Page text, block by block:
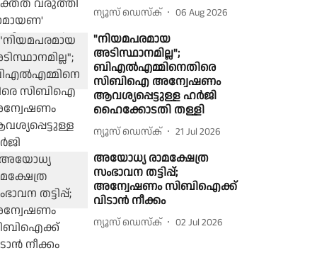
ന്യൂസ് ഡെസ്ക് 06 Aug 2026
"നിയമപരമായ
അടിസ്ഥാനമില്ല";
ബിഎൽഎമ്മിനെതിരെ
സിബിഐ അന്വേഷണം
ആവശ്യപ്പെട്ടുള്ള ഹർജി
ഹൈക്കോടതി തള്ളി
ന്യൂസ് ഡെസ്ക് 21 Jul 2026
അയോധ്യ രാമക്ഷേത്ര
സംഭാവന തട്ടിപ്പ്;
അന്വേഷണം സിബിഐക്ക്
വിടാന്‍ നീക്കം
ന്യൂസ് ഡെസ്ക് 02 Jul 2026